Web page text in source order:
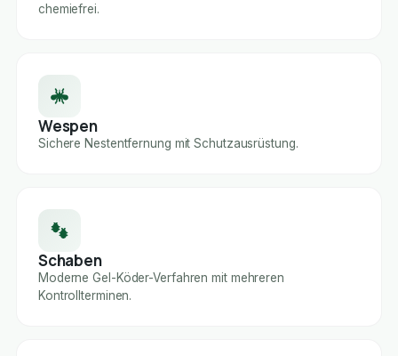
chemiefrei.
Wespen
Sichere Nestentfernung mit Schutzausrüstung.
Schaben
Moderne Gel-Köder-Verfahren mit mehreren
Kontrollterminen.